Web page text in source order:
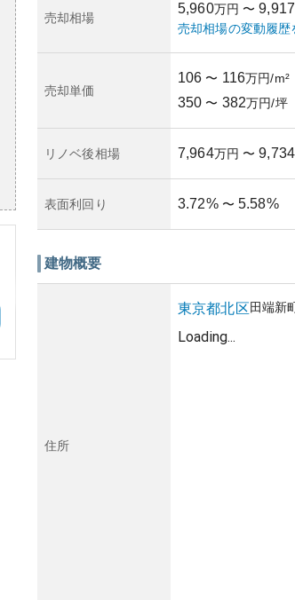
売却相場
5,960万円 〜 9,917
売却相場の変動履歴
売却単価
106 〜 116万円/m²
350 〜 382万円/坪
リノベ後相場 7,964万円 〜 9,734
表面利回り 3.72% 〜 5.58%
建物概要
住所
東京都北区田端新
Loading...